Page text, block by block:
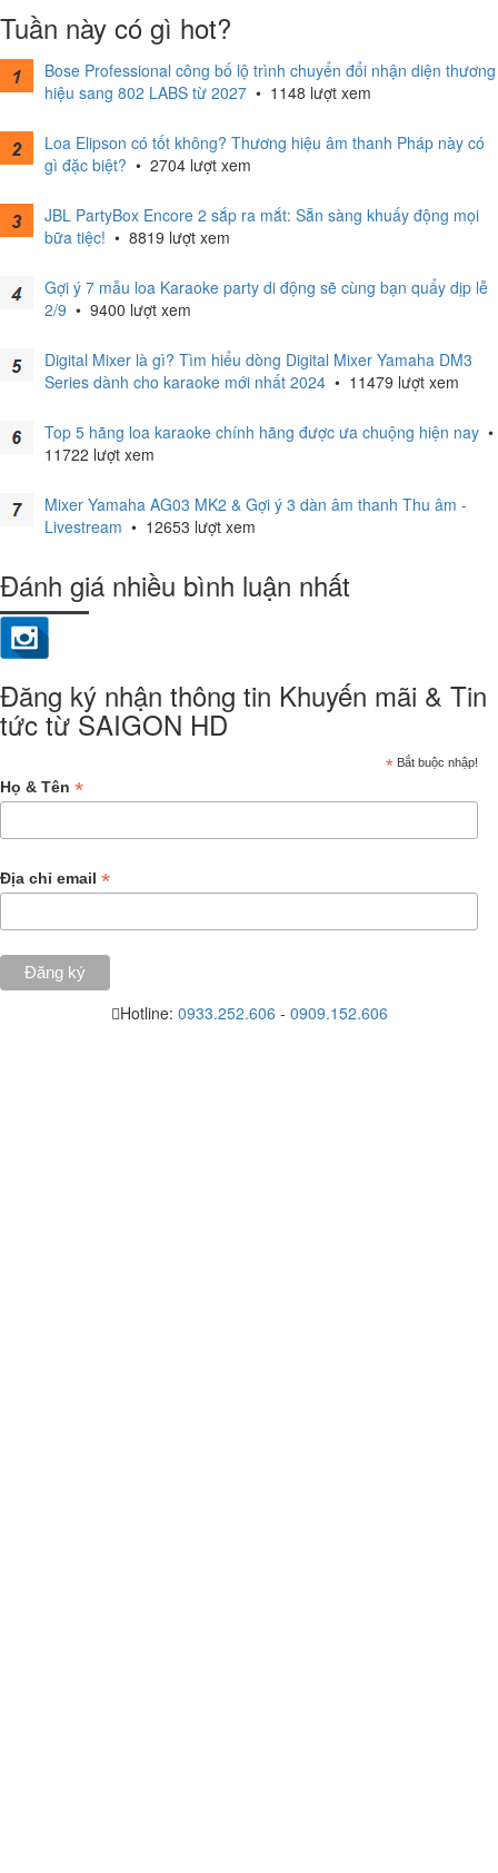
Tuần này có gì hot?
Bose Professional công bố lộ trình chuyển đổi nhận diện thương
hiệu sang 802 LABS từ 2027 • 1148 lượt xem
Loa Elipson có tốt không? Thương hiệu âm thanh Pháp này có
gì đặc biệt? • 2704 lượt xem
JBL PartyBox Encore 2 sắp ra mắt: Sẵn sàng khuấy động mọi
bữa tiệc! • 8819 lượt xem
Gợi ý 7 mẫu loa Karaoke party di động sẽ cùng bạn quẩy dịp lễ
2/9 • 9400 lượt xem
Digital Mixer là gì? Tìm hiểu dòng Digital Mixer Yamaha DM3
Series dành cho karaoke mới nhất 2024 • 11479 lượt xem
Top 5 hãng loa karaoke chính hãng được ưa chuộng hiện nay •
11722 lượt xem
Mixer Yamaha AG03 MK2 & Gợi ý 3 dàn âm thanh Thu âm -
Livestream • 12653 lượt xem
Đánh giá nhiều bình luận nhất
Đăng ký nhận thông tin Khuyến mãi & Tin
tức từ SAIGON HD
* Bắt buộc nhập!
Họ & Tên *
Địa chỉ email *
Hotline: 0933.252.606 - 0909.152.606